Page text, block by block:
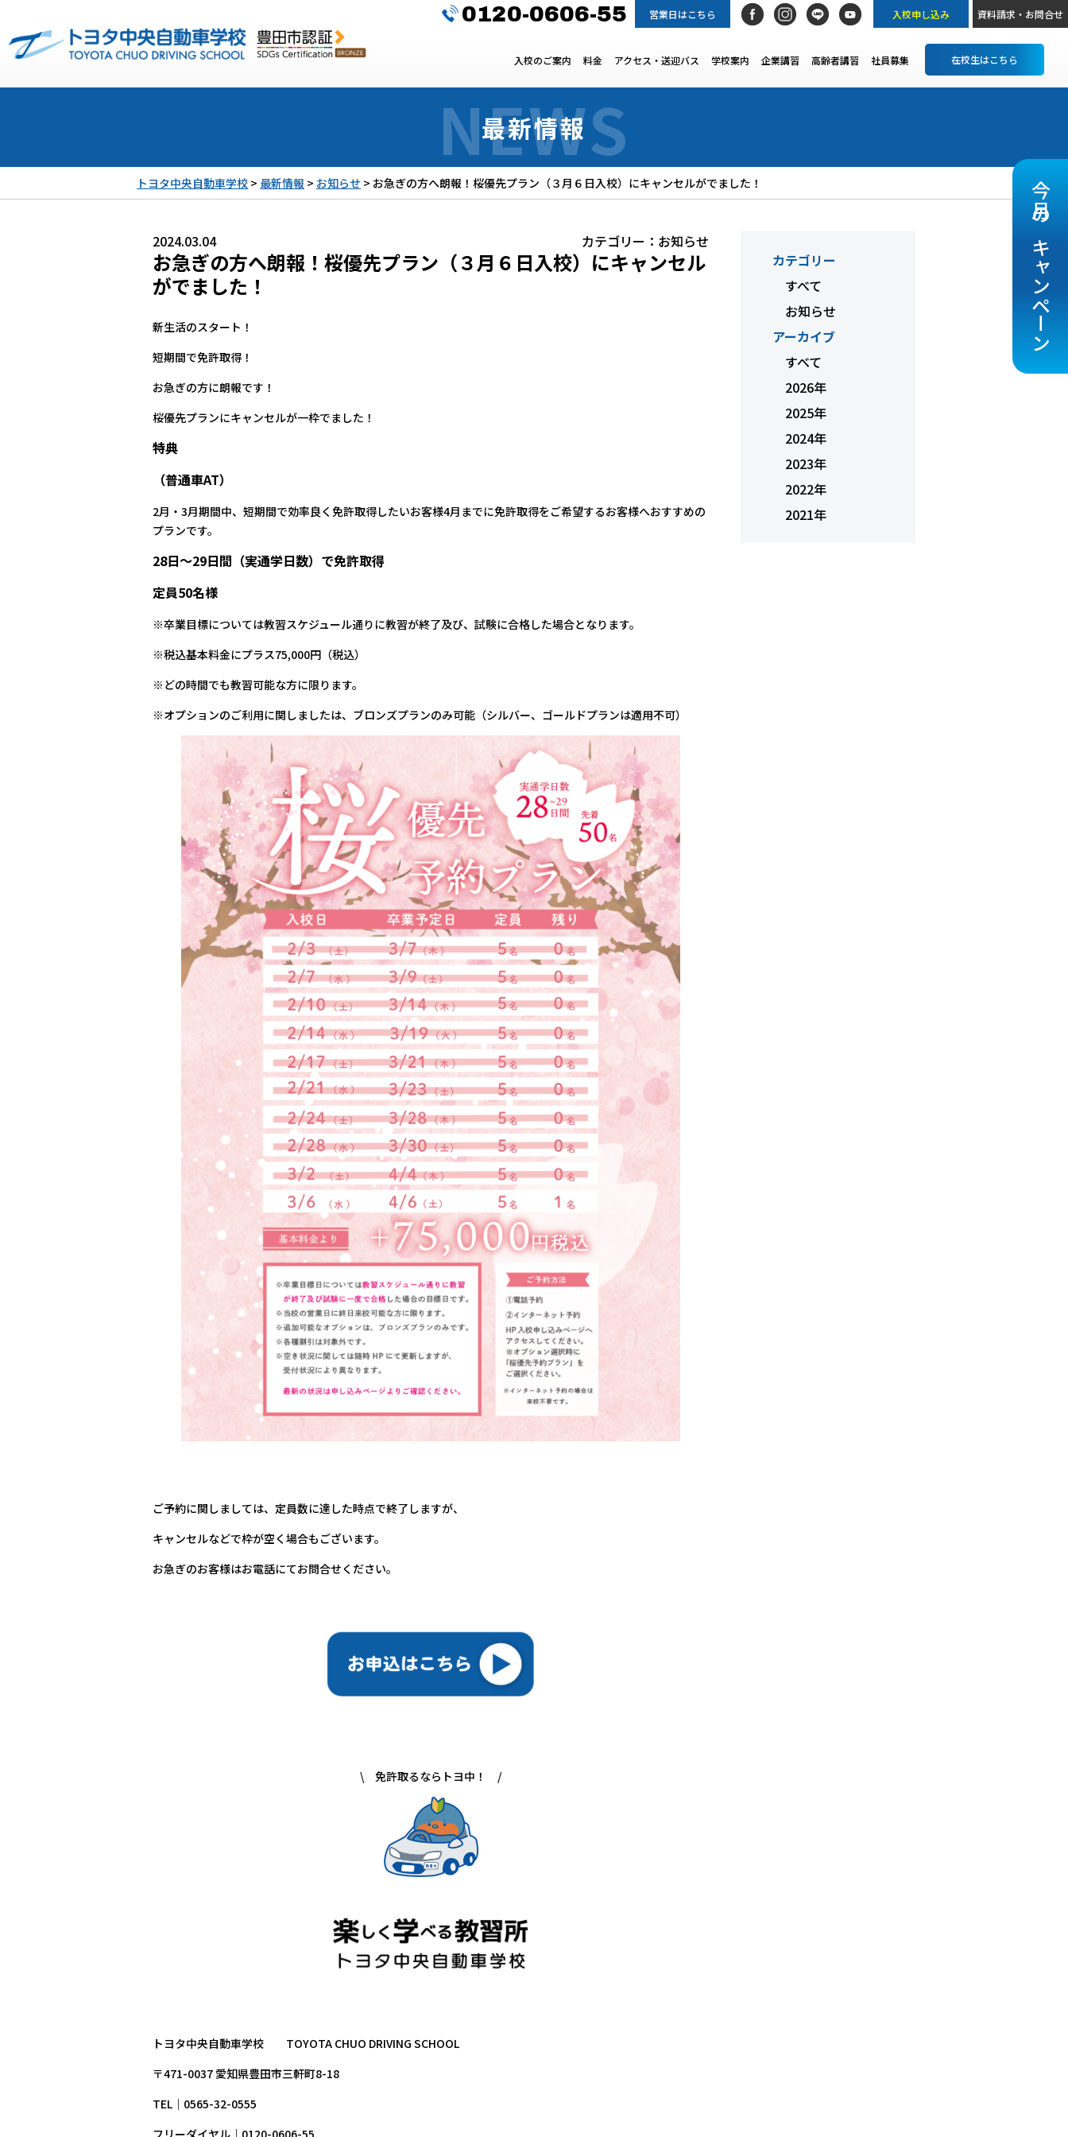
0120-0606-55 営業日はこちら 入校申し込み 資料請求・お問合せ
入校のご案内 料金 アクセス・送迎バス 学校案内 企業講習 高齢者講習 社員募集 在校生はこちら
今月のキャンペーン
最新情報
トヨタ中央自動車学校 > 最新情報 > お知らせ > お急ぎの方へ朗報！桜優先プラン（３月６日入校）にキャンセルがでました！
カテゴリー
すべて
お知らせ
アーカイブ
すべて
2026年
2025年
2024年
2023年
2022年
2021年
2024.03.04 カテゴリー： お知らせ
お急ぎの方へ朗報！桜優先プラン（３月６日入校）にキャンセル
がでました！
新生活のスタート！
短期間で免許取得！
お急ぎの方に朗報です！
桜優先プランにキャンセルが一枠でました！
特典
（普通車AT）
2月・3月期間中、短期間で効率良く免許取得したいお客様4月までに免許取得をご希望するお客様へおすすめの
プランです。
28日～29日間（実通学日数）で免許取得
定員50名様
※卒業目標については教習スケジュール通りに教習が終了及び、試験に合格した場合となります。
※税込基本料金にプラス75,000円（税込）
※どの時間でも教習可能な方に限ります。
※オプションのご利用に関しましたは、ブロンズプランのみ可能（シルバー、ゴールドプランは適用不可）
ご予約に関しましては、定員数に達した時点で終了しますが、
キャンセルなどで枠が空く場合もございます。
お急ぎのお客様はお電話にてお問合せください。
\ 免許取るならトヨ中！ /
トヨタ中央自動車学校 TOYOTA CHUO DRIVING SCHOOL
〒471-0037 愛知県豊田市三軒町8-18
TEL｜0565-32-0555